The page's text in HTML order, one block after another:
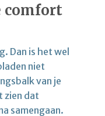
comfort
Dan is het wel
niet
van je
zien dat
samengaan.